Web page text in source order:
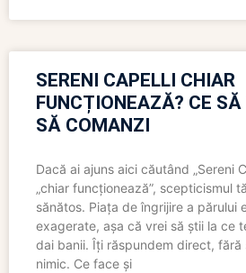
SERENI CAPELLI CHIAR
FUNCȚIONEAZĂ? CE
SĂ COMANZI
Dacă ai ajuns aici căutând „Sereni
„chiar funcționează”, scepticismul
sănătos. Piața de îngrijire a părului
exagerate, așa că vrei să știi la ce
dai banii. Îți răspundem direct, fără
nimic. Ce face și